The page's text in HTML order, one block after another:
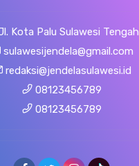
Kota Palu Sulawesi Tengah
sulawesijendela@gmail.com
redaksi@jendelasulawesi.id
08123456789
08123456789